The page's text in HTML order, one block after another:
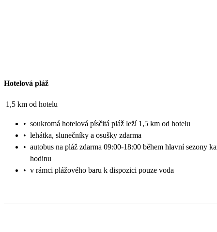
Hotelová pláž
1,5 km od hotelu
• soukromá hotelová písčitá pláž leží 1,5 km od hotelu
• lehátka, slunečníky a osušky zdarma
• autobus na pláž zdarma 09:00-18:00 během hlavní sezony
hodinu
• v rámci plážového baru k dispozici pouze voda